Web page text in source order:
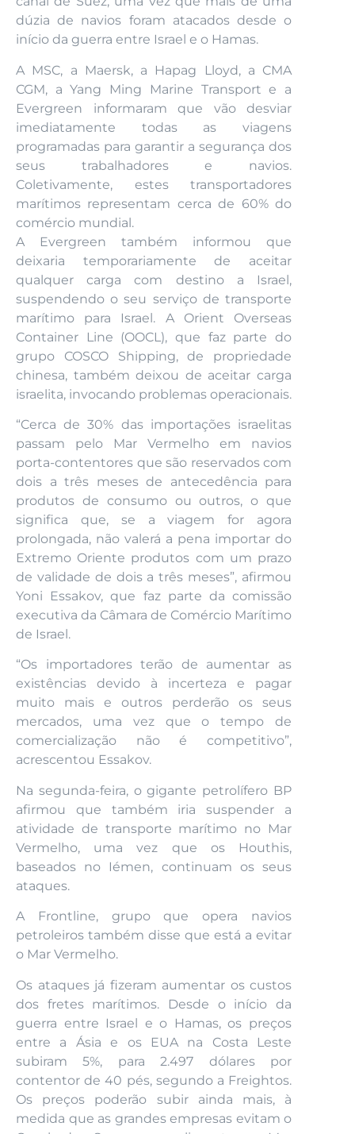
dúzia de navios foram atacados desde o
início da guerra entre Israel e o Hamas.
A MSC, a Maersk, a Hapag Lloyd, a CMA
CGM, a Yang Ming Marine Transport e a
Evergreen informaram que vão desviar
imediatamente todas as viagens
programadas para garantir a segurança dos
seus trabalhadores e navios.
Coletivamente, estes transportadores
marítimos representam cerca de 60% do
comércio mundial.
A Evergreen também informou que
deixaria temporariamente de aceitar
qualquer carga com destino a Israel,
suspendendo o seu serviço de transporte
marítimo para Israel. A Orient Overseas
Container Line (OOCL), que faz parte do
grupo COSCO Shipping, de propriedade
chinesa, também deixou de aceitar carga
israelita, invocando problemas operacionais.
“Cerca de 30% das importações israelitas
passam pelo Mar Vermelho em navios
porta-contentores que são reservados com
dois a três meses de antecedência para
produtos de consumo ou outros, o que
significa que, se a viagem for agora
prolongada, não valerá a pena importar do
Extremo Oriente produtos com um prazo
de validade de dois a três meses”, afirmou
Yoni Essakov, que faz parte da comissão
executiva da Câmara de Comércio Marítimo
de Israel.
“Os importadores terão de aumentar as
existências devido à incerteza e pagar
muito mais e outros perderão os seus
mercados, uma vez que o tempo de
comercialização não é competitivo”,
acrescentou Essakov.
Na segunda-feira, o gigante petrolífero BP
afirmou que também iria suspender a
atividade de transporte marítimo no Mar
Vermelho, uma vez que os Houthis,
baseados no Iémen, continuam os seus
ataques.
A Frontline, grupo que opera navios
petroleiros também disse que está a evitar
o Mar Vermelho.
Os ataques já fizeram aumentar os custos
dos fretes marítimos. Desde o início da
guerra entre Israel e o Hamas, os preços
entre a Ásia e os EUA na Costa Leste
subiram 5%, para 2.497 dólares por
contentor de 40 pés, segundo a Freightos.
Os preços poderão subir ainda mais, à
medida que as grandes empresas evitam o